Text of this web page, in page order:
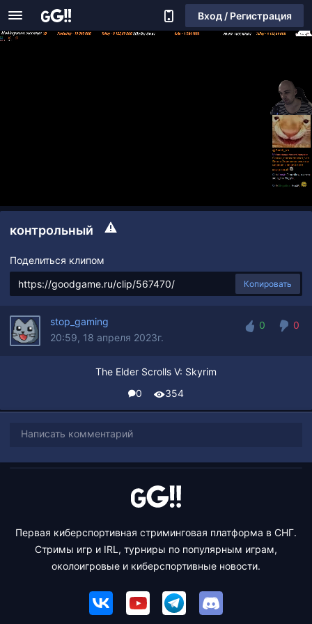
Вход / Регистрация
контрольный
Поделиться клипом
Копировать
stop_gaming
20:59, 18 апреля 2023г.
0
0
The Elder Scrolls V: Skyrim
0
354
Написать комментарий
Первая киберспортивная стриминговая платформа в СНГ.
Стримы игр и IRL, турниры по популярным играм,
околоигровые и киберспортивные новости.